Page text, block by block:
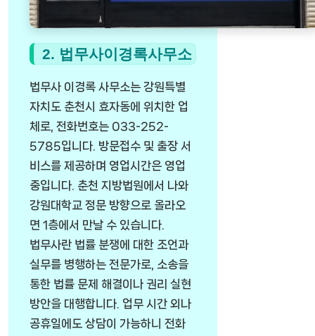
2. 법무사이경록사무소
법무사 이경록 사무소는 강원특별
자치도 춘천시 효자동에 위치한 업
체로, 전화번호는 033-252-
5785입니다. 방문접수 및 출장 서
비스를 제공하며 영업시간은 영업
중입니다. 춘천 지방법원에서 나와
강원대학교 정문 방향으로 올라오
면 1층에서 만날 수 있습니다.
법무사란 법률 분쟁에 대한 조언과
실무를 병행하는 전문가로, 소송을
통한 법률 문제 해결이나 권리 실현
방안을 대행합니다. 업무 시간 외나
공휴일에도 상담이 가능하니 전화